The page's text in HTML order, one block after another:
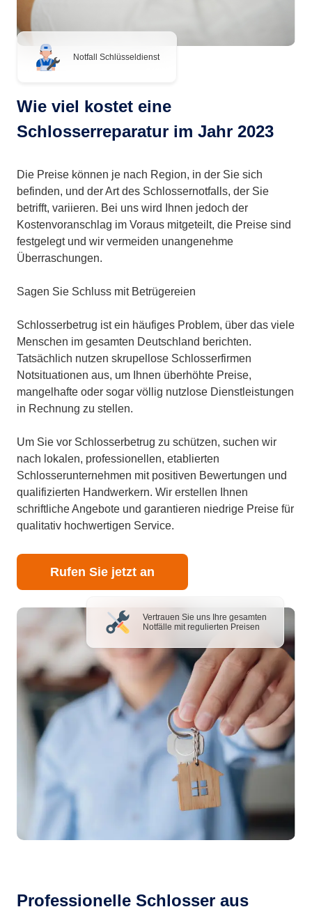
Notfall Schlüsseldienst
Wie viel kostet eine
Schlosserreparatur im Jahr 2023
Die Preise können je nach Region, in der Sie sich
befinden, und der Art des Schlossernotfalls, der Sie
betrifft, variieren. Bei uns wird Ihnen jedoch der
Kostenvoranschlag im Voraus mitgeteilt, die Preise sind
festgelegt und wir vermeiden unangenehme
Überraschungen.
Sagen Sie Schluss mit Betrügereien
Schlosserbetrug ist ein häufiges Problem, über das viele
Menschen im gesamten Deutschland berichten.
Tatsächlich nutzen skrupellose Schlosserfirmen
Notsituationen aus, um Ihnen überhöhte Preise,
mangelhafte oder sogar völlig nutzlose Dienstleistungen
in Rechnung zu stellen.
Um Sie vor Schlosserbetrug zu schützen, suchen wir
nach lokalen, professionellen, etablierten
Schlosserunternehmen mit positiven Bewertungen und
qualifizierten Handwerkern. Wir erstellen Ihnen
schriftliche Angebote und garantieren niedrige Preise für
qualitativ hochwertigen Service.
Rufen Sie jetzt an
Vertrauen Sie uns Ihre gesamten
Notfälle mit regulierten Preisen
Professionelle Schlosser aus